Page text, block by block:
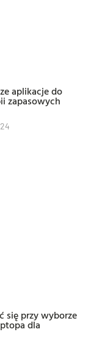
aplikacje do
zapasowych
się przy wyborze
dla